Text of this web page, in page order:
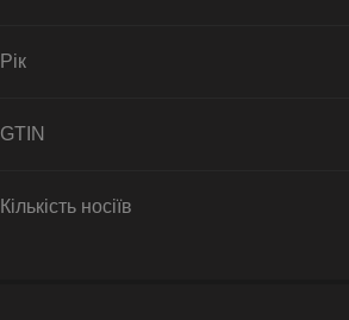
Рік
GTIN
Кількість носіїв